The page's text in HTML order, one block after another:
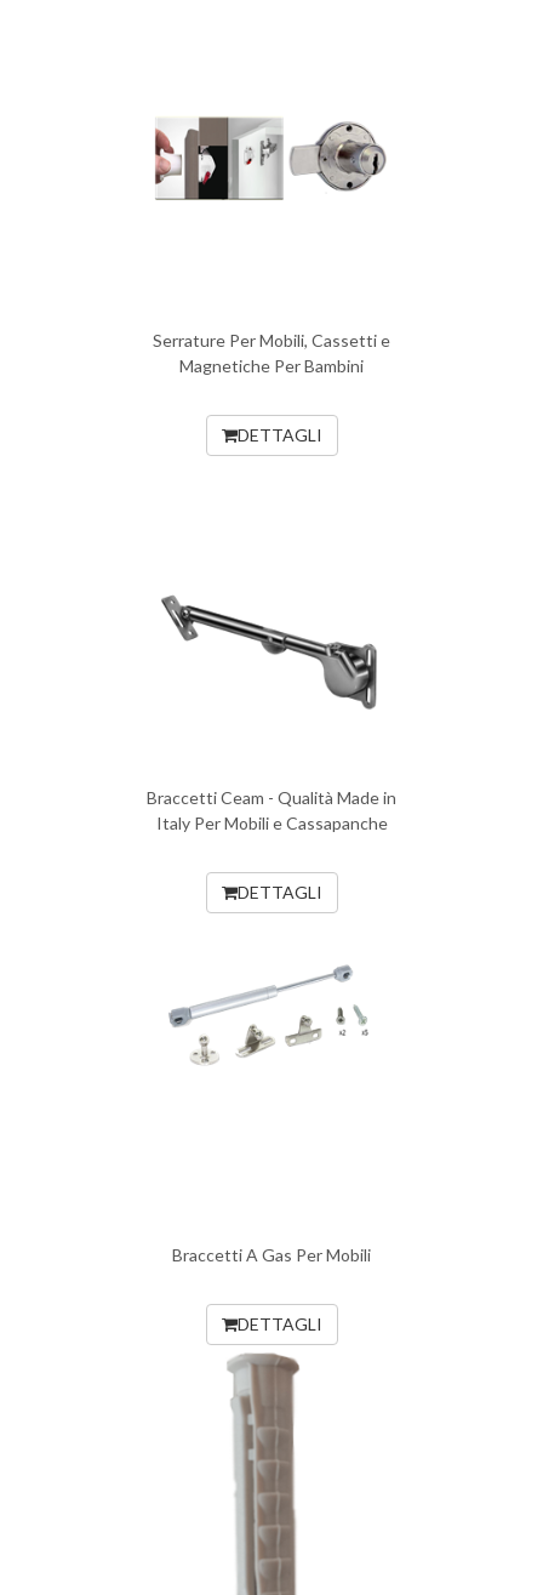
Serrature Per Mobili, Cassetti e
Magnetiche Per Bambini
DETTAGLI
Braccetti Ceam - Qualità Made in
Italy Per Mobili e Cassapanche
DETTAGLI
Braccetti A Gas Per Mobili
DETTAGLI